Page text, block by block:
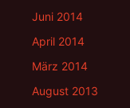
Juni 2014
April 2014
März 2014
August 2013